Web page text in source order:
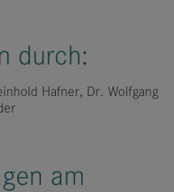
durch:
Hafner, Dr. Wolfgang
am